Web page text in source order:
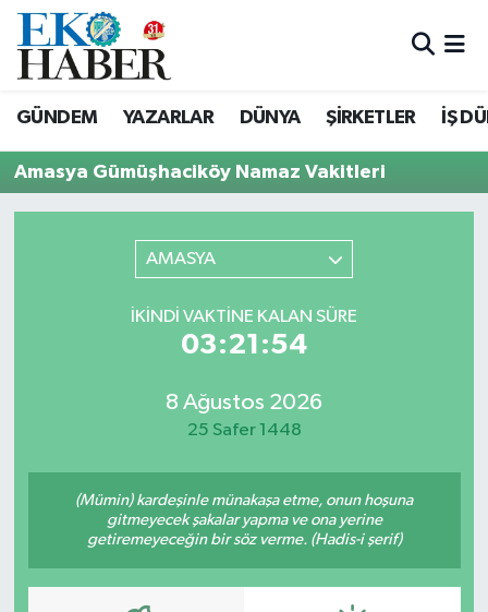
GÜNDEM YAZARLAR DÜNYA ŞİRKETLER İŞ
Amasya Gümüşhaciköy Namaz Vakitleri
AMASYA
İKINDI VAKTINE KALAN SÜRE
03:21:54
8 Ağustos 2026
25 Safer 1448
(Mümin) kardeşinle münakaşa etme, onun hoşuna
gitmeyecek şakalar yapma ve ona yerine
getiremeyeceğin bir söz verme. (Hadis-i şerif)
Hava Durumu
Süper Lig Puan Durumu ve Fikstür
Tüm Manşetler
Son Dakika Haberleri